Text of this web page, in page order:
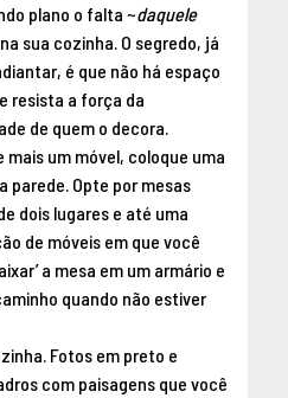
plano o falta ~daquele
sua cozinha. O segredo, já
é que não há espaço
resista a força da
de quem o decora.
mais um móvel, coloque uma
parede. Opte por mesas
dois lugares e até uma
de móveis em que você
a mesa em um armário e
quando não estiver
Fotos em preto e
com paisagens que você